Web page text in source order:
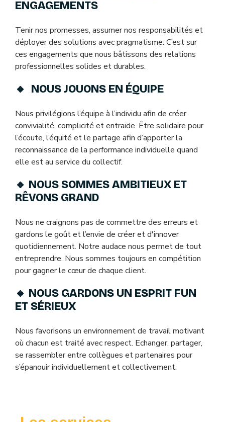
ENGAGEMENTS
Tenir nos promesses, assumer nos responsabilités et
déployer des solutions avec pragmatisme. C’est sur
ces engagements que nous bâtissons des relations
professionnelles solides et durables.
🔸 NOUS JOUONS EN ÉQUIPE
Nous privilégions l’équipe à l’individu afin de créer
convivialité, complicité et entraide. Être solidaire pour
l’écoute, l’équité et le partage afin d’apporter la
reconnaissance de la performance individuelle quand
elle est au service du collectif.
🔸 NOUS SOMMES AMBITIEUX ET
RÊVONS GRAND
Nous ne craignons pas de commettre des erreurs et
gardons le goût et l’envie de créer et d'innover
quotidiennement. Notre audace nous permet de tout
entreprendre. Nous sommes toujours en compétition
pour gagner le cœur de chaque client.
🔸 NOUS GARDONS UN ESPRIT FUN
ET SÉRIEUX
Nous favorisons un environnement de travail motivant
où chacun est traité avec respect. Echanger, partager,
se rassembler entre collègues et partenaires pour
s’épanouir individuellement et collectivement.